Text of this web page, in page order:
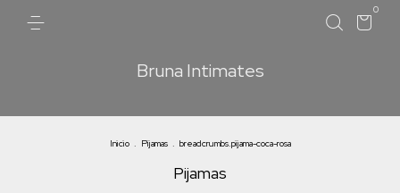
Bruna Intimates
0
Inicio . Pijamas . breadcrumbs.pijama-coca-rosa
Pijamas